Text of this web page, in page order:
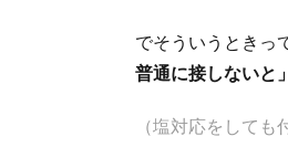
でそういうときっ
普通に接しないと
（塩対応をして